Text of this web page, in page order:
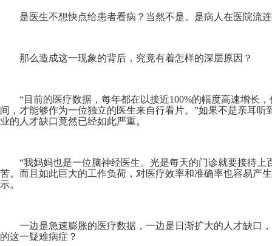
是医生不想快点给患者看病？当然不是。是病人在医院流
那么造成这一现象的背后，究竟有着怎样的深层原因？
“目前的医疗数据，每年都在以接近100%的幅度高速增长
间，才能够作为一位独立的医生来自行看片。”如果不是亲耳
业的人才缺口竟然已经如此严重。
“我妈妈也是一位脑神经医生。光是每天的门诊就要接待
苦。而且如此巨大的工作负荷，对医疗效率和准确率也容易产
示。
一边是急速膨胀的医疗数据，一边是日渐扩大的人才缺口
的这一疑难病症？